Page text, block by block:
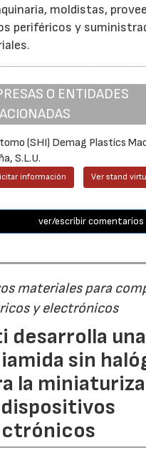
moldistas,
periféricos y
O ENTIDADES
(SHI) Demag Plastics
S.L.U.
información Ver stand
ver/escribir comentarios
materiales para
y electrónicos
desarrolla una
sin
la